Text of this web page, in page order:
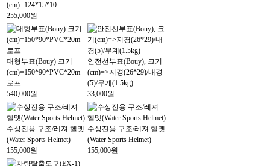
(cm)=124*15*10
255,000원
대형부표(Bouy) 크기
(cm)=150*90*PVC*20m
로프
540,000원
안전선부표(Bouy), 크기
(cm)=>지경(26*29)/내경
(5)/무계(1.5kg)
33,000원
수상전용 구조/레져 헬멧
(Water Sports Helmet)
155,000원
수상전용 구조/레져 헬멧
(Water Sports Helmet)
155,000원